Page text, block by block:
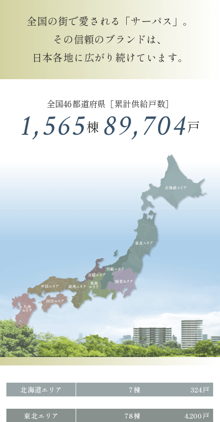
全国の街で愛される「サーパス」。
その信頼のブランドは、
日本各地に広がり続けています。
全国46都道府県［累計供給戸数］
1,565棟 89,704戸
北海道エリア 7棟 324戸
東北エリア 78棟
4,200戸